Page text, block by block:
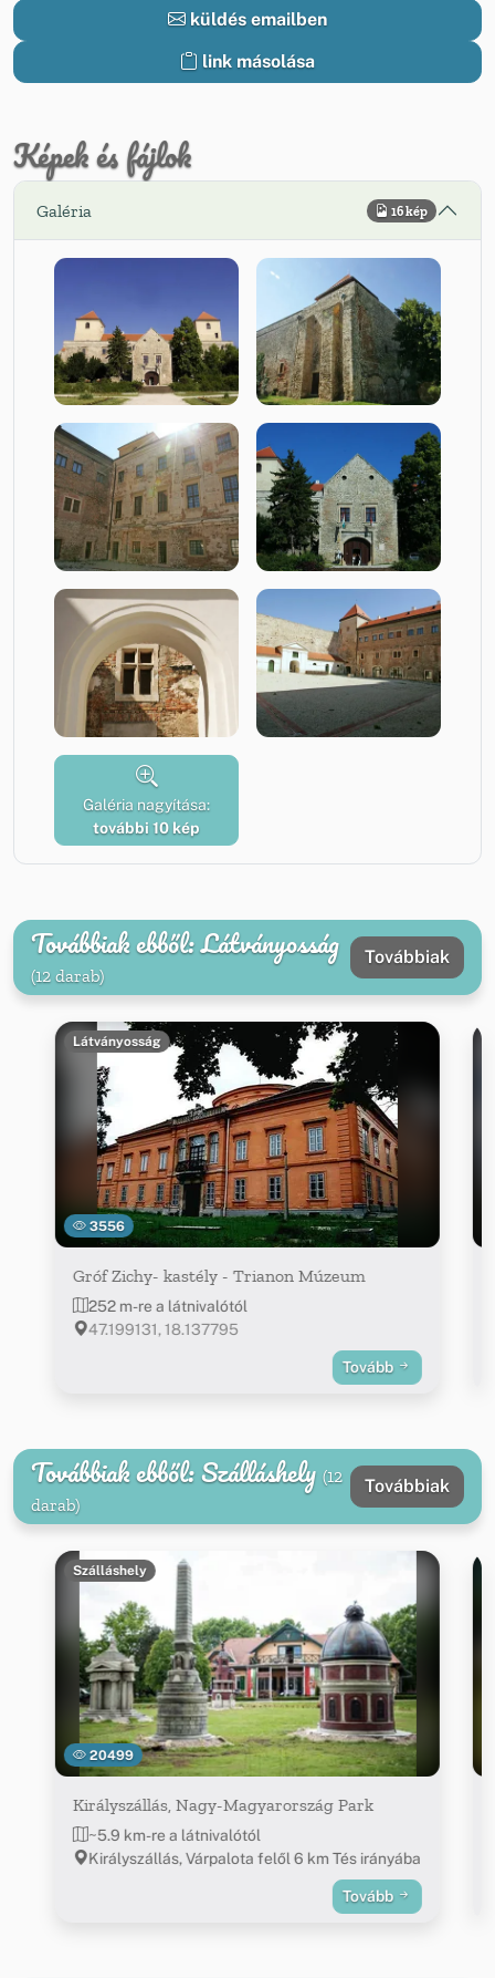
küldés emailben
link másolása
Képek és fájlok
Galéria 16 kép
Galéria nagyítása:
további 10 kép
Továbbiak ebből: Látványosság
(12 darab)
Továbbiak
3556
Látványosság
Gróf Zichy- kastély - Trianon Múzeum
252 m-re a látnivalótól
47.199131, 18.137795
Tovább
Továbbiak ebből: Szálláshely (12
darab)
Továbbiak
20499
Szálláshely
Királyszállás, Nagy-Magyarország Park
~5.9 km-re a látnivalótól
Királyszállás, Várpalota felől 6 km Tés irányába
Tovább